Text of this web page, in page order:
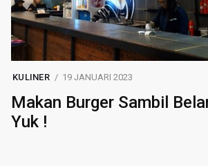
KULINER 19 JANUARI 2023
Makan Burger Sambil
Yuk !